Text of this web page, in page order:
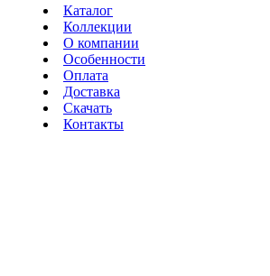
Каталог
Коллекции
О компании
Особенности
Оплата
Доставка
Скачать
Контакты